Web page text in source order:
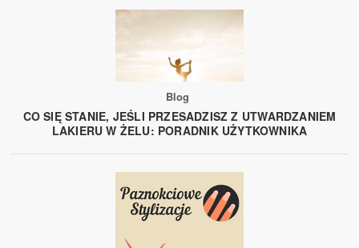
Blog
CO SIĘ STANIE, JEŚLI PRZESADZISZ Z UTWARDZANIEM
LAKIERU W ŻELU: PORADNIK UŻYTKOWNIKA